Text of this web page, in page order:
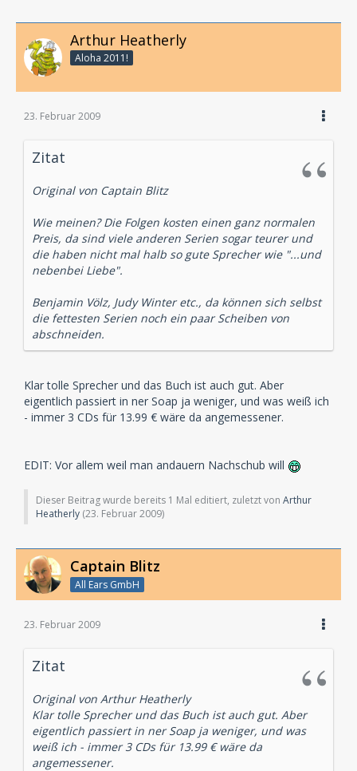
Arthur Heatherly
Aloha 2011!
23. Februar 2009
Zitat
Original von Captain Blitz
Wie meinen? Die Folgen kosten einen ganz normalen
Preis, da sind viele anderen Serien sogar teurer und
die haben nicht mal halb so gute Sprecher wie "...und
nebenbei Liebe".
Benjamin Völz, Judy Winter etc., da können sich selbst
die fettesten Serien noch ein paar Scheiben von
abschneiden.
Klar tolle Sprecher und das Buch ist auch gut. Aber
eigentlich passiert in ner Soap ja weniger, und was weiß ich
- immer 3 CDs für 13.99 € wäre da angemessener.
EDIT: Vor allem weil man andauern Nachschub will
Dieser Beitrag wurde bereits 1 Mal editiert, zuletzt von Arthur
Heatherly (23. Februar 2009)
Captain Blitz
All Ears GmbH
23. Februar 2009
Zitat
Original von Arthur Heatherly
Klar tolle Sprecher und das Buch ist auch gut. Aber
eigentlich passiert in ner Soap ja weniger, und was
weiß ich - immer 3 CDs für 13.99 € wäre da
angemessener.